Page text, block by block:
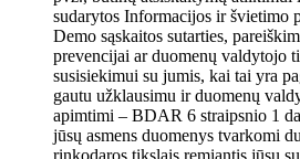
sudarytos Informacijos ir švietimo
Demo sąskaitos sutarties,
prevencijai ar duomenų valdytojo
susisiekimui su jumis, kai tai yra
gautu užklausimu ir duomenų
apimtimi – BDAR 6 straipsnio 1
jūsų asmens duomenys tvarkomi
rinkodaros tikslais remiantis jūsų